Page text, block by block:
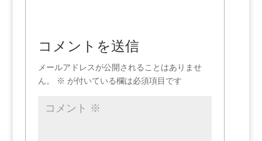
コメントを送信
メールアドレスが公開されることはありませ
ん。
※ が付いている欄は必須項目です